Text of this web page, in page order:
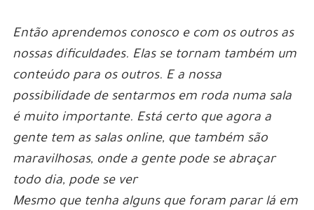
Então aprendemos conosco e com os outros as
nossas dificuldades. Elas se tornam também um
conteúdo para os outros. E a nossa
possibilidade de sentarmos em roda numa sala
é muito importante. Está certo que agora a
gente tem as salas online, que também são
maravilhosas, onde a gente pode se abraçar
todo dia, pode se ver
Mesmo que tenha alguns que foram parar lá em